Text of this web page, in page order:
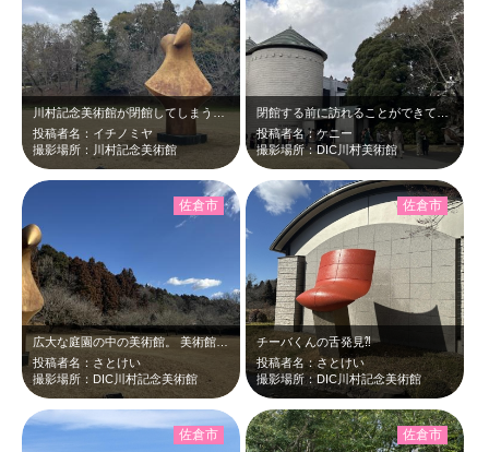
川村記念美術館が閉館してしまうとのことで、最終日に訪問してきました。美術作品を…
投稿者名：イチノミヤ
撮影場所：川村記念美術館
閉館する前に訪れることができて良かったです。スタッフの方もとても親切でした。
投稿者名：ケニー
撮影場所：DIC川村美術館
広大な庭園の中の美術館。 美術館だけ見学するのはもったいない。 青い空がこ…
投稿者名：さとけい
撮影場所：DIC川村記念美術館
佐倉市
チーバくんの舌発見⁈
投稿者名：さとけい
撮影場所：DIC川村記念美術館
佐倉市
佐倉市 佐倉市